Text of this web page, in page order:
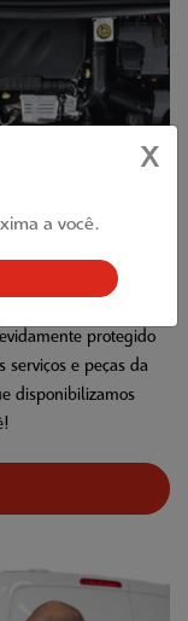
protegido
serviços e peças da
disponibilizamos
X
a você.